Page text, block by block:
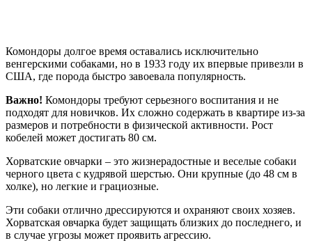
Комондоры долгое время оставались исключительно
венгерскими собаками, но в 1933 году их впервые привезли в
США, где порода быстро завоевала популярность.
Важно! Комондоры требуют серьезного воспитания и не
подходят для новичков. Их сложно содержать в квартире из-за
размеров и потребности в физической активности. Рост
кобелей может достигать 80 см.
Хорватские овчарки – это жизнерадостные и веселые собаки
черного цвета с кудрявой шерстью. Они крупные (до 48 см в
холке), но легкие и грациозные.
Эти собаки отлично дрессируются и охраняют своих хозяев.
Хорватская овчарка будет защищать близких до последнего, и
в случае угрозы может проявить агрессию.